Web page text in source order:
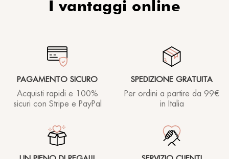
iniziato a usarla, pur avendone provate altre
questa è in assoluto la mia preferita!
Fantastica! Rende la pelle morbida e nutrita! Super
I vantaggi online
PAGAMENTO SICURO
Acquisti rapidi e 100%
sicuri con Stripe e PayPal
SPEDIZIONE GRATUITA
Per ordini a partire da 99€
in Italia